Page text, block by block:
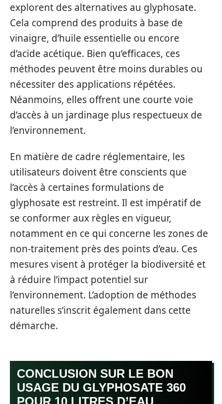
explorent des alternatives au glyphosate.
Cela comprend des produits à base de
vinaigre, d’huile essentielle ou encore
d’acide acétique. Bien qu’efficaces, ces
méthodes peuvent être moins durables ou
nécessiter des applications répétées.
Néanmoins, elles offrent une courte voie
d’accès à un jardinage plus respectueux de
l’environnement.
En matière de cadre réglementaire, les
utilisateurs doivent être conscients que
l’accès à certaines formulations de
glyphosate est restreint. Il est impératif de
se conformer aux règles en vigueur,
notamment en ce qui concerne les zones de
non-traitement près des points d’eau. Ces
mesures visent à protéger la biodiversité et
à réduire l’impact potentiel sur
l’environnement. L’adoption de méthodes
naturelles s’inscrit également dans cette
démarche.
CONCLUSION SUR LE BON
USAGE DU GLYPHOSATE 360
POUR 10 LITRES D’EAU